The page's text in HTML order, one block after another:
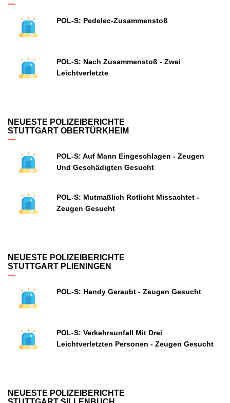
POL-S: Pedelec-Zusammenstoß
POL-S: Nach Zusammenstoß - Zwei
Leichtverletzte
NEUESTE POLIZEIBERICHTE
STUTTGART OBERTÜRKHEIM
POL-S: Auf Mann Eingeschlagen - Zeugen
Und Geschädigten Gesucht
POL-S: Mutmaßlich Rotlicht Missachtet -
Zeugen Gesucht
NEUESTE POLIZEIBERICHTE
STUTTGART PLIENINGEN
POL-S: Handy Geraubt - Zeugen Gesucht
POL-S: Verkehrsunfall Mit Drei
Leichtverletzten Personen - Zeugen Gesucht
NEUESTE POLIZEIBERICHTE